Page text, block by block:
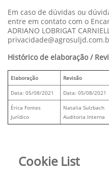
Em caso de dúvidas ou
entre em contato com o
ADRIANO LOBRIGAT
Histórico de elaboração /
Elaboração Revisão
Data: 05/08/2021 Data: 05/08/2021
Érica Fontes
Jurídico
Natalia Sulzbach
Auditoria Interna
Cookie List